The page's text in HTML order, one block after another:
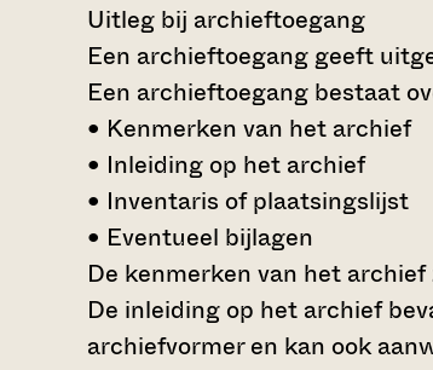
Uitleg bij archieftoegang
Een archieftoegang geeft
Een archieftoegang bestaat
• Kenmerken van het archief
• Inleiding op het archief
• Inventaris of plaatsingslijst
• Eventueel bijlagen
De kenmerken van het
De inleiding op het archief
archiefvormer en kan ook